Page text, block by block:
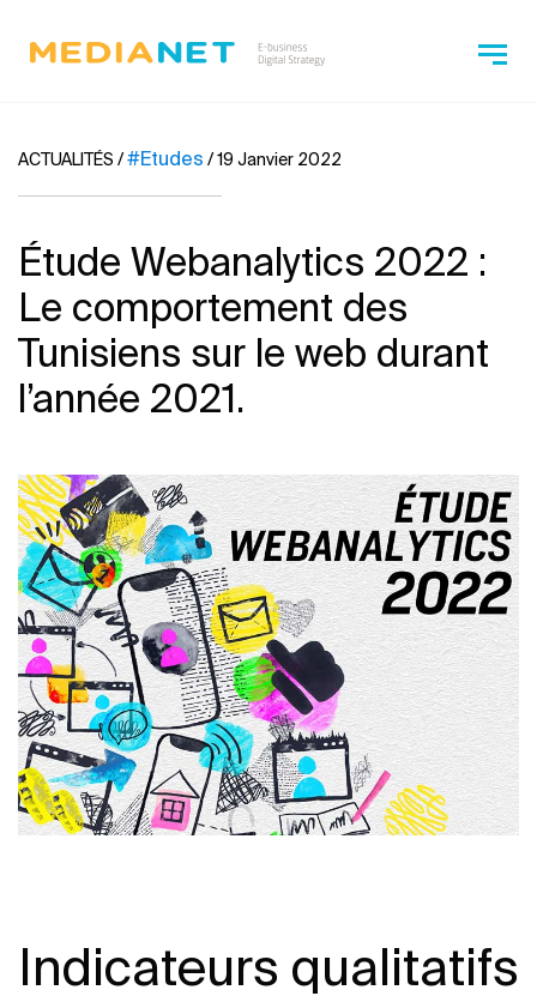
ACTUALITÉS /#Etudes /19 Janvier 2022
Étude Webanalytics 2022 :
Le comportement des
Tunisiens sur le web durant
l’année 2021.
Indicateurs qualitatifs